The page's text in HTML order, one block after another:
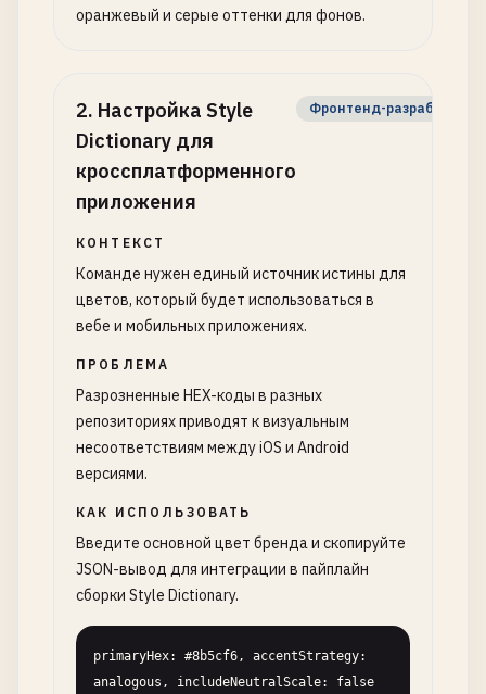
оранжевый и серые оттенки для фонов.
2. Настройка Style
Dictionary для
кроссплатформенного
приложения
Фронтенд-разработчик
КОНТЕКСТ
Команде нужен единый источник истины для
цветов, который будет использоваться в
вебе и мобильных приложениях.
ПРОБЛЕМА
Разрозненные HEX-коды в разных
репозиториях приводят к визуальным
несоответствиям между iOS и Android
версиями.
КАК ИСПОЛЬЗОВАТЬ
Введите основной цвет бренда и скопируйте
JSON-вывод для интеграции в пайплайн
сборки Style Dictionary.
primaryHex: #8b5cf6, accentStrategy:
analogous, includeNeutralScale: false